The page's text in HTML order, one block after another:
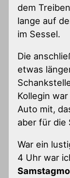
dem
lange auf
im Sessel.
Die
etwas
Kollegin
Auto mit,
aber für die
War ein
4 Uhr war